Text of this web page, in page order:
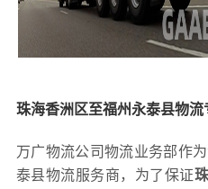
珠海香洲区至福州永泰县物流
万广物流公司物流业务部作
泰县物流服务商，为了保证